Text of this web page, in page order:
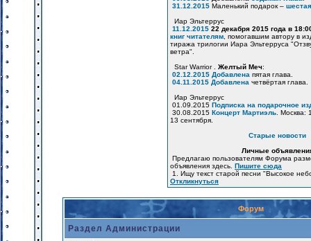
31.12.2015 Маленький подарок –
Иар Эльтеррус
11.12.2015 22 декабря 2015 года в
книг читателям , помогавшим автору в
тиража трилогии Иара Эльтерруса
ветра".
Star Warrior . Желтый Меч:
02.12.2015 Добавлена пятая глава.
04.11.2015 Добавлена четвёртая глава.
Иар Эльтеррус
01.09.2015 Подписка на подарочное
30.08.2015 Концерт Мартиэль . Москва:
13 сентября.
Старые новости
Личные
Предлагаю пользователям Форума
объявления здесь. Пишите сюда
1. Ищу текст старой песни "Высокое
Откликнуться
Форум
Раздел Администрации